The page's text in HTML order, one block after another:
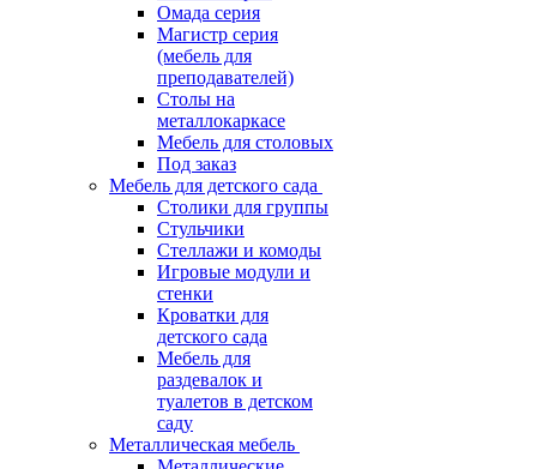
Омада серия
Магистр серия
(мебель для
преподавателей)
Столы на
металлокаркасе
Мебель для столовых
Под заказ
Мебель для детского сада
Столики для группы
Стульчики
Стеллажи и комоды
Игровые модули и
стенки
Кроватки для
детского сада
Мебель для
раздевалок и
туалетов в детском
саду
Металлическая мебель